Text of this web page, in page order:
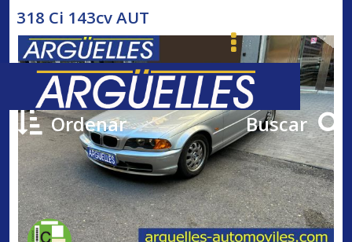
Ordenar Buscar
318 Ci 143cv AUT